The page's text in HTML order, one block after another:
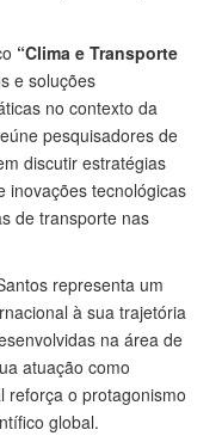
“Clima e Transporte
e soluções
no contexto da
pesquisadores de
discutir estratégias
inovações tecnológicas
de transporte nas
representa um
à sua trajetória
na área de
atuação como
reforça o protagonismo
global.